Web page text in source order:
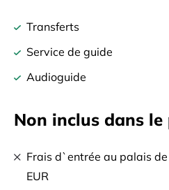
Transferts
Service de guide
Audioguide
Non inclus dans le
Frais d`entrée au palais
EUR